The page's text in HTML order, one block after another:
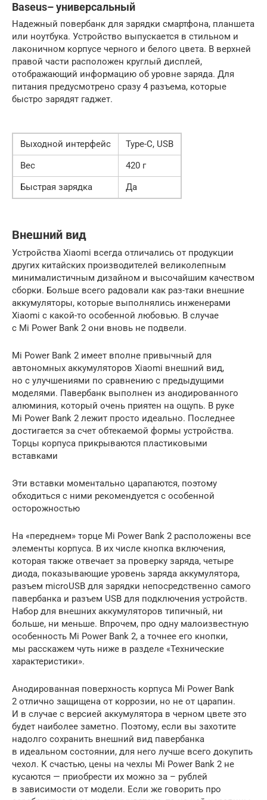
Baseus– универсальный
Надежный повербанк для зарядки смартфона, планшета
или ноутбука. Устройство выпускается в стильном и
лаконичном корпусе черного и белого цвета. В верхней
правой части расположен круглый дисплей,
отображающий информацию об уровне заряда. Для
питания предусмотрено сразу 4 разъема, которые
быстро зарядят гаджет.
Выходной интерфейс
Type-C, USB
Вес
420 г
Быстрая зарядка
Да
Внешний вид
Устройства Xiaomi всегда отличались от продукции
других китайских производителей великолепным
минималистичным дизайном и высочайшим качеством
сборки. Больше всего радовали как раз-таки внешние
аккумуляторы, которые выполнялись инженерами
Xiaomi с какой-то особенной любовью. В случае
с Mi Power Bank 2 они вновь не подвели.
Mi Power Bank 2 имеет вполне привычный для
автономных аккумуляторов Xiaomi внешний вид,
но с улучшениями по сравнению с предыдущими
моделями. Павербанк выполнен из анодированного
алюминия, который очень приятен на ощупь. В руке
Mi Power Bank 2 лежит просто идеально. Последнее
достигается за счет обтекаемой формы устройства.
Торцы корпуса прикрываются пластиковыми
вставками
Эти вставки моментально царапаются, поэтому
обходиться с ними рекомендуется с особенной
осторожностью
На «переднем» торце Mi Power Bank 2 расположены все
элементы корпуса. В их числе кнопка включения,
которая также отвечает за проверку заряда, четыре
диода, показывающие уровень заряда аккумулятора,
разъем microUSB для зарядки непосредственно самого
павербанка и разъем USB для подключения устройств.
Набор для внешних аккумуляторов типичный, ни
больше, ни меньше. Впрочем, про одну малоизвестную
особенность Mi Power Bank 2, а точнее его кнопки,
мы расскажем чуть ниже в разделе «Технические
характеристики».
Анодированная поверхность корпуса Mi Power Bank
2 отлично защищена от коррозии, но не от царапин.
И в случае с версией аккумулятора в черном цвете это
будет наиболее заметно. Поэтому, если вы захотите
надолго сохранить внешний вид павербанка
в идеальном состоянии, для него лучше всего докупить
чехол. К счастью, цены на чехлы Mi Power Bank 2 не
кусаются — приобрести их можно за – рублей
в зависимости от модели. Если же говорить про